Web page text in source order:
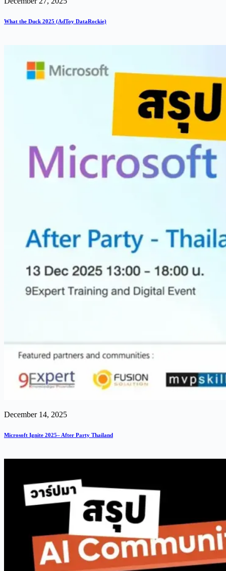
What the Duck 2025 (AdToy DataRockie)
December 14, 2025
Microsoft Ignite 2025– After Party Thailand